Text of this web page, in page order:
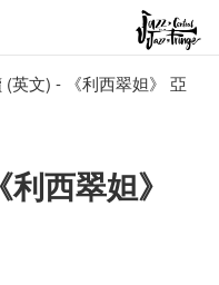
(英文) - 《利西翠妲》 亞
西翠妲》